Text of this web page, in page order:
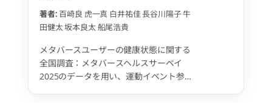
著者: 百崎良 虎一真 白井祐佳長谷川陽子牛
田健太坂本良太船尾浩貴
メタバースユーザーの健康状態に関する
全国調査：メタバースヘルスサーベイ
2025のデータを用い、運動イベント参